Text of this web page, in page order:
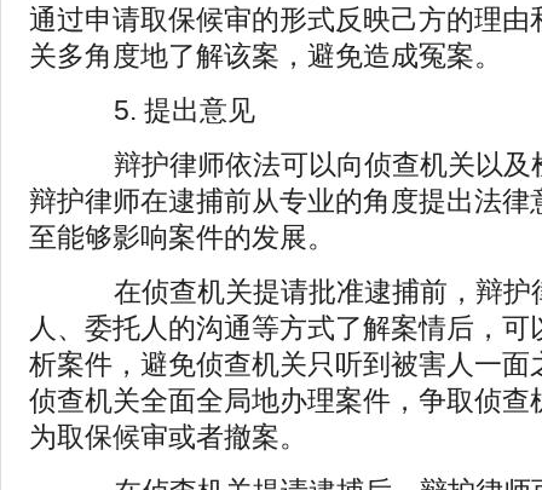
通过申请取保候审的形式反映己方的理由
关多角度地了解该案，避免造成冤案。
5. 提出意见
辩护律师依法可以向侦查机关以及
辩护律师在逮捕前从专业的角度提出法律
至能够影响案件的发展。
在侦查机关提请批准逮捕前，辩护
人、委托人的沟通等方式了解案情后，
析案件，避免侦查机关只听到被害人一面
侦查机关全面全局地办理案件，争取侦查
为取保候审或者撤案。